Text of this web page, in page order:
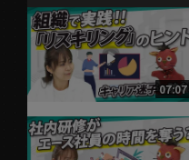
動画でご紹介して
お気軽にご相談・
30秒でお
相談を希
07:07